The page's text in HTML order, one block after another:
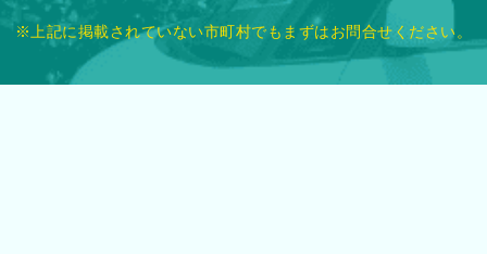
※上記に掲載されていない市町村でもまずはお問合せください。